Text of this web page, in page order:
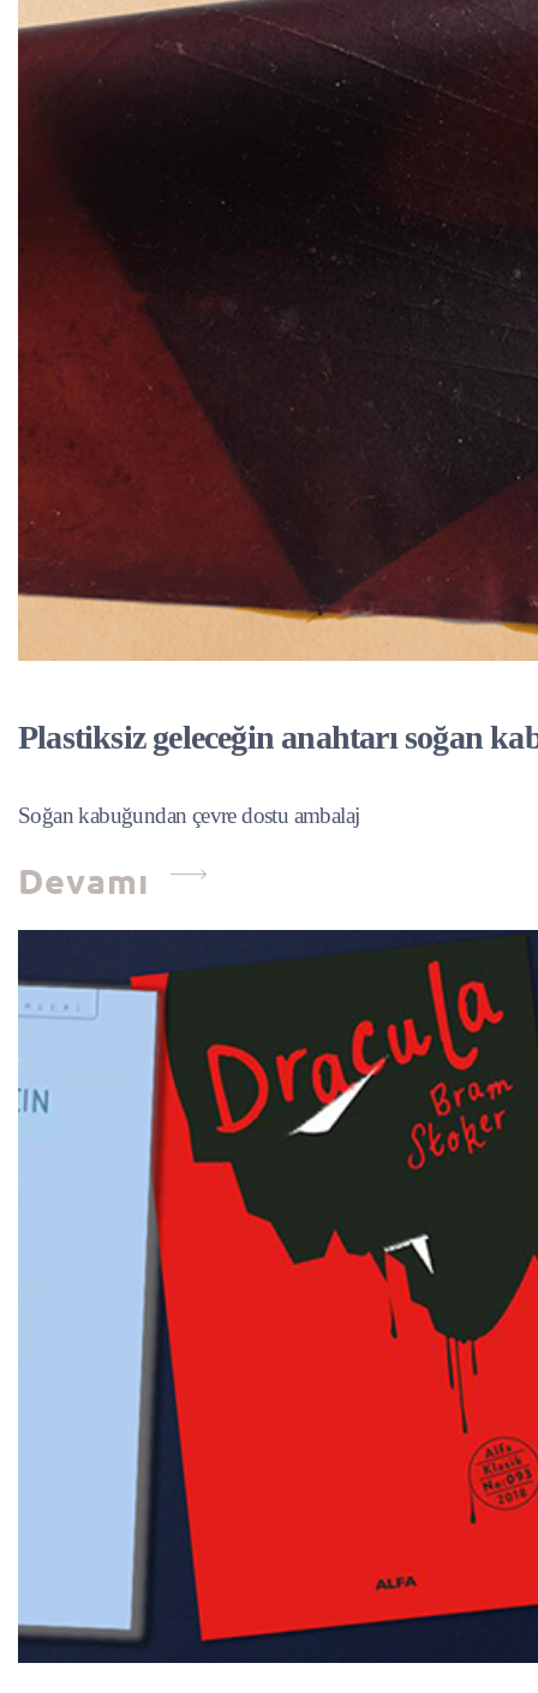
Plastiksiz geleceğin anahtarı soğan
Soğan kabuğundan çevre dostu ambalaj
Devamı